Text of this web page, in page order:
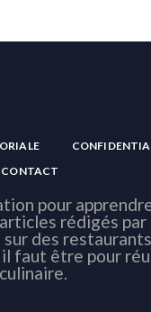
CONTACT
pour
rédigés par
des
faut être pour